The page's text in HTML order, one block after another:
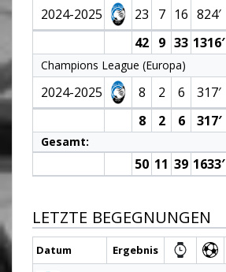
2024-2025
23 7 16 824′
42 9 33 1316′
Champions League (Europa)
2024-2025 8 2 6 317′
8
2 6 317′
Gesamt:
50 11 39 1633′
LETZTE BEGEGNUNGEN
Datum Ergebnis